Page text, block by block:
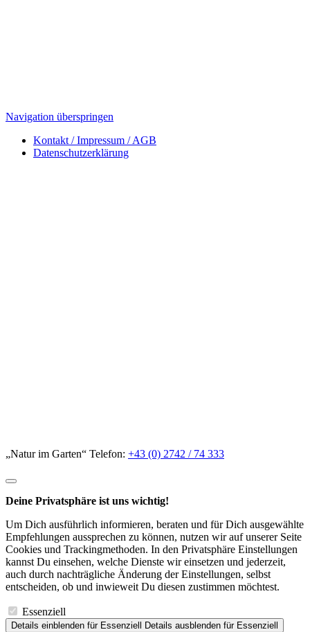
Navigation überspringen
Kontakt / Impressum / AGB
Datenschutzerklärung
„Natur im Garten“ Telefon: +43 (0) 2742 / 74 333
Deine Privatsphäre ist uns wichtig!
Um Dich ausführlich informieren, beraten und für Dich ausgewählte
Empfehlungen aussprechen zu können, nutzen wir auf unserer Seite
Cookies und Trackingmethoden. In den Privatsphäre Einstellungen
kannst Du einsehen, welche Dienste wir einsetzen und jederzeit,
auch durch nachträgliche Änderung der Einstellungen, selbst
entscheiden, ob und inwieweit Du diesen zustimmen möchtest.
Essenziell
Details einblenden für Essenziell Details ausblenden für Essenziell